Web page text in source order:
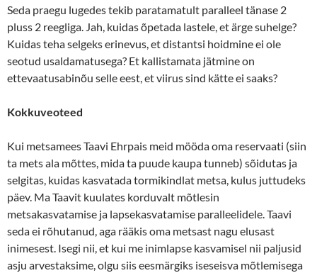
Seda praegu lugedes tekib paratamatult paralleel tänase 2
pluss 2 reegliga. Jah, kuidas õpetada lastele, et ärge suhelge?
Kuidas teha selgeks erinevus, et distantsi hoidmine ei ole
seotud usaldamatusega? Et kallistamata jätmine on
ettevaatusabinõu selle eest, et viirus sind kätte ei saaks?
Kokkuveoteed
Kui metsamees Taavi Ehrpais meid mööda oma reservaati (siin
ta mets ala mõttes, mida ta puude kaupa tunneb) sõidutas ja
selgitas, kuidas kasvatada tormikindlat metsa, kulus juttudeks
päev. Ma Taavit kuulates korduvalt mõtlesin
metsakasvatamise ja lapsekasvatamise paralleelidele. Taavi
seda ei rõhutanud, aga rääkis oma metsast nagu elusast
inimesest. Isegi nii, et kui me inimlapse kasvamisel nii paljusid
asju arvestaksime, olgu siis eesmärgiks iseseisva mõtlemisega